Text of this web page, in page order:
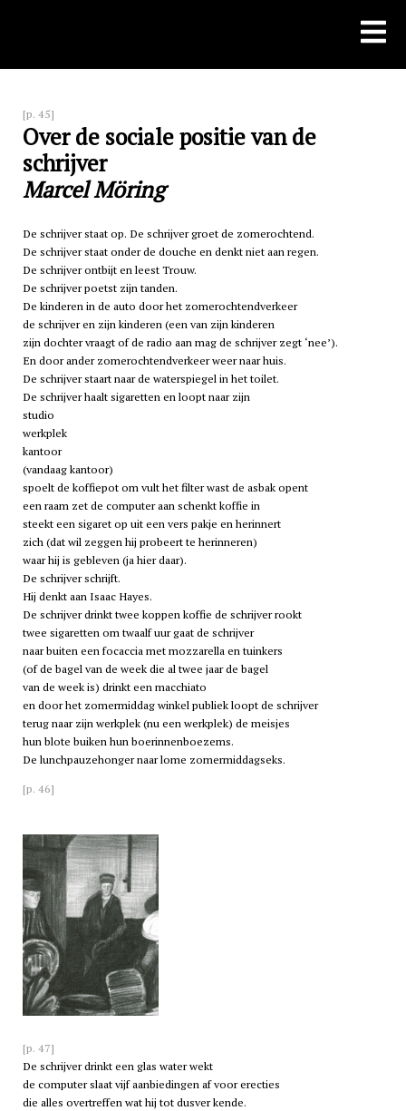
[p. 45]
Over de sociale positie van de
schrijver
Marcel Möring
De schrijver staat op. De schrijver groet de zomerochtend.
De schrijver staat onder de douche en denkt niet aan regen.
De schrijver ontbijt en leest Trouw.
De schrijver poetst zijn tanden.
De kinderen in de auto door het zomerochtendverkeer
de schrijver en zijn kinderen (een van zijn kinderen
zijn dochter vraagt of de radio aan mag de schrijver zegt ‘nee’).
En door ander zomerochtendverkeer weer naar huis.
De schrijver staart naar de waterspiegel in het toilet.
De schrijver haalt sigaretten en loopt naar zijn
studio
werkplek
kantoor
(vandaag kantoor)
spoelt de koffiepot om vult het filter wast de asbak opent
een raam zet de computer aan schenkt koffie in
steekt een sigaret op uit een vers pakje en herinnert
zich (dat wil zeggen hij probeert te herinneren)
waar hij is gebleven (ja hier daar).
De schrijver schrijft.
Hij denkt aan Isaac Hayes.
De schrijver drinkt twee koppen koffie de schrijver rookt
twee sigaretten om twaalf uur gaat de schrijver
naar buiten een focaccia met mozzarella en tuinkers
(of de bagel van de week die al twee jaar de bagel
van de week is) drinkt een macchiato
en door het zomermiddag winkel publiek loopt de schrijver
terug naar zijn werkplek (nu een werkplek) de meisjes
hun blote buiken hun boerinnenboezems.
De lunchpauzehonger naar lome zomermiddagseks.
[p. 46]
[p. 47]
De schrijver drinkt een glas water wekt
de computer slaat vijf aanbiedingen af voor erecties
die alles overtreffen wat hij tot dusver kende.